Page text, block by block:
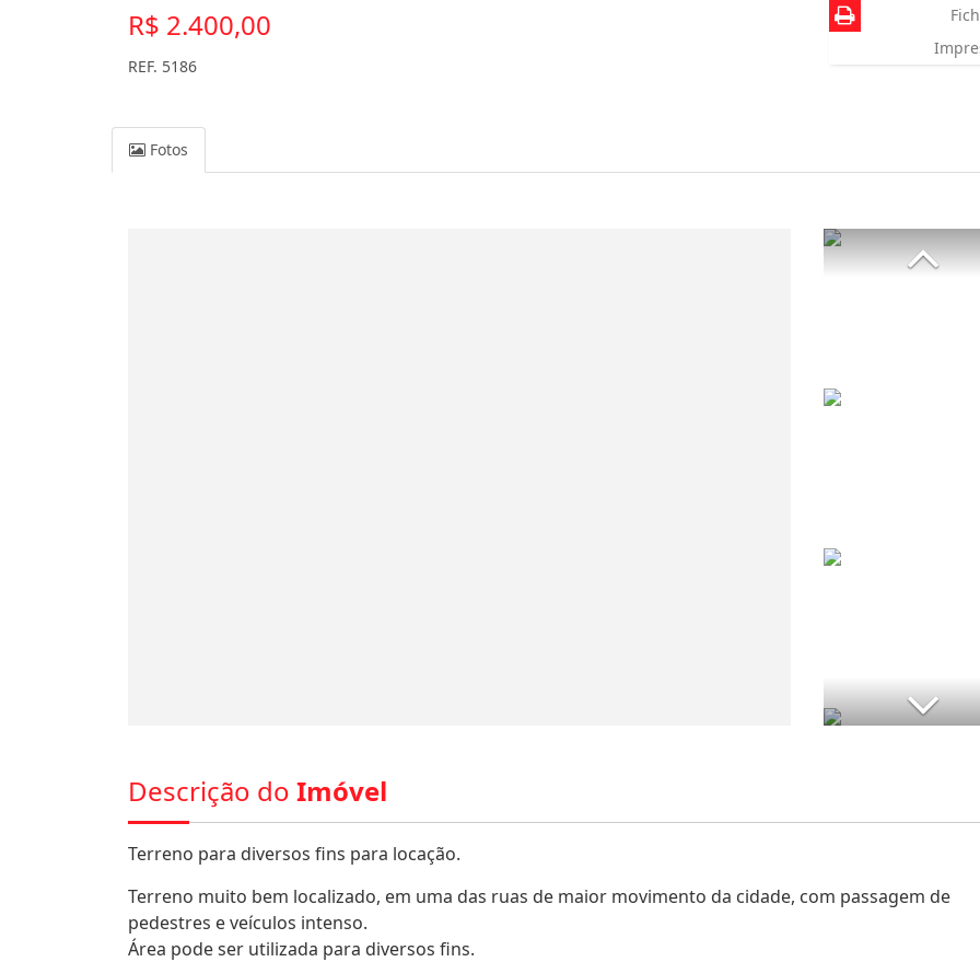
R$ 2.400,00
REF. 5186
Fotos
Descrição do Imóvel
Terreno para diversos fins para locação.
Terreno muito bem localizado, em uma das ruas de maior movimento da cidade, com passagem de
pedestres e veículos intenso.
Área pode ser utilizada para diversos fins.